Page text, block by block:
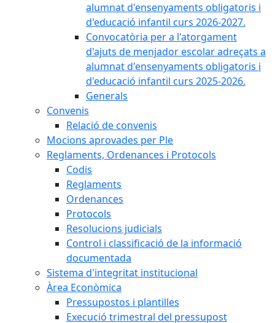
alumnat d'ensenyaments obligatoris i
d'educació infantil curs 2026-2027.
Convocatòria per a l'atorgament
d'ajuts de menjador escolar adreçats a
alumnat d'ensenyaments obligatoris i
d'educació infantil curs 2025-2026.
Generals
Convenis
Relació de convenis
Mocions aprovades per Ple
Reglaments, Ordenances i Protocols
Codis
Reglaments
Ordenances
Protocols
Resolucions judicials
Control i classificació de la informació
documentada
Sistema d'integritat institucional
Àrea Econòmica
Pressupostos i plantilles
Execució trimestral del pressupost